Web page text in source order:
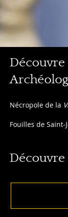
les
Sites
Découvre
Découvre
les
Nécropole de la
Fouilles de Saint-